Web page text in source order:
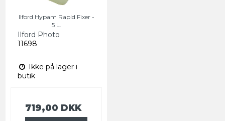
Ilford Hypam Rapid Fixer -
5 L.
Ilford Photo
11698
Ikke på lager i
butik
719,00 DKK